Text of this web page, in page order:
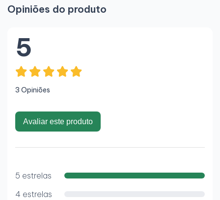
Opiniões do produto
5
3 Opiniões
Avaliar este produto
5 estrelas
4 estrelas